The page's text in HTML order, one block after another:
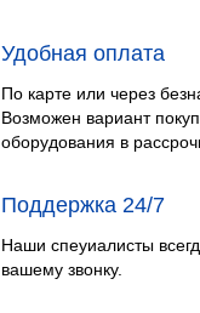
Удобная оплата
По карте или через
Возможен вариант
оборудования в
Поддержка 24/7
Наши спеуиалисты
вашему звонку.